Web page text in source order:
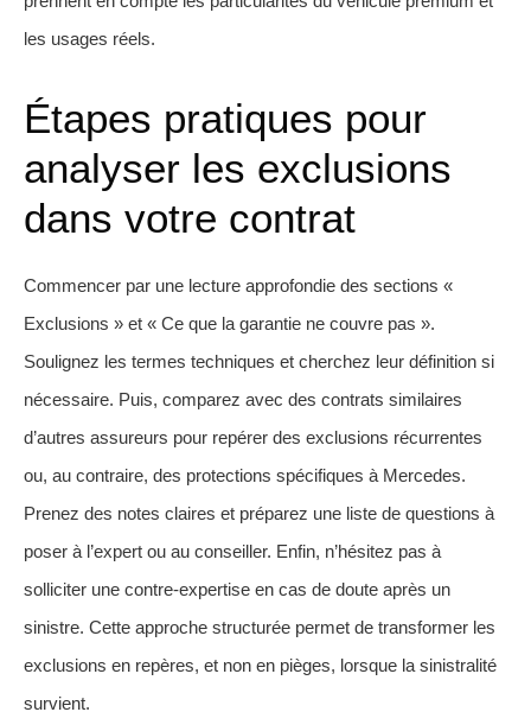
les usages réels.
Étapes pratiques pour
analyser les exclusions
dans votre contrat
Commencer par une lecture approfondie des sections «
Exclusions » et « Ce que la garantie ne couvre pas ».
Soulignez les termes techniques et cherchez leur définition si
nécessaire. Puis, comparez avec des contrats similaires
d’autres assureurs pour repérer des exclusions récurrentes
ou, au contraire, des protections spécifiques à Mercedes.
Prenez des notes claires et préparez une liste de questions à
poser à l’expert ou au conseiller. Enfin, n’hésitez pas à
solliciter une contre-expertise en cas de doute après un
sinistre. Cette approche structurée permet de transformer les
exclusions en repères, et non en pièges, lorsque la sinistralité
survient.